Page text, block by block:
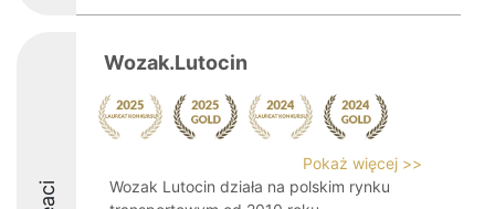
Wozak.Lutocin
Pokaż więcej >>
Wozak Lutocin działa na polskim rynku